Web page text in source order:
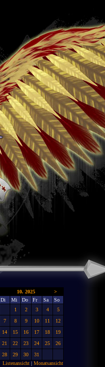
10. 2025
>
Di Mi Do Fr Sa
So
1
2 3 4
5
7 8 9 10 11
12
14 15 16 17 18
19
21 22 23 24 25
26
28 29 30
31
Listenansicht | Monatsansicht